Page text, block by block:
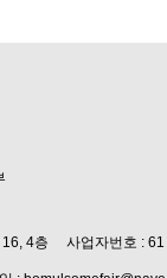
16, 4층 사업자번호 : 61